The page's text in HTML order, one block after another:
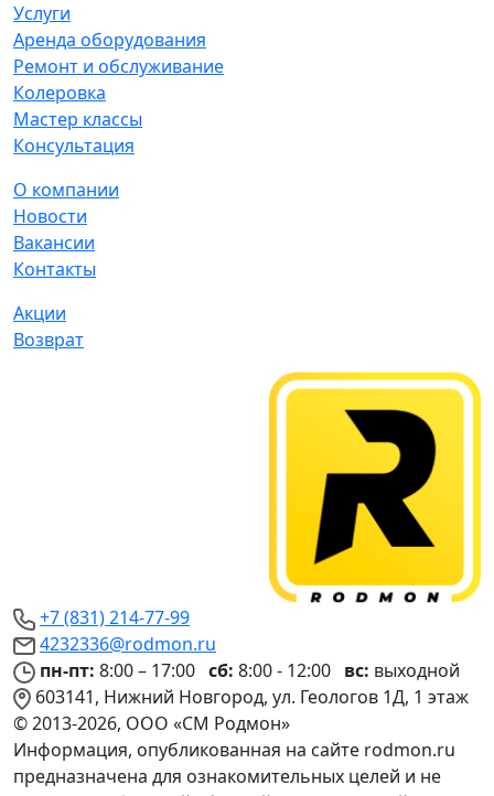
Услуги
Аренда оборудования
Ремонт и обслуживание
Колеровка
Мастер классы
Консультация
О компании
Новости
Вакансии
Контакты
Акции
Возврат
+7 (831) 214-77-99
4232336@rodmon.ru
пн-пт: 8:00 – 17:00 сб: 8:00 - 12:00 вс: выходной
603141, Нижний Новгород, ул. Геологов 1Д, 1 этаж
© 2013-2026, ООО «СМ Родмон»
Информация, опубликованная на сайте rodmon.ru
предназначена для ознакомительных целей и не